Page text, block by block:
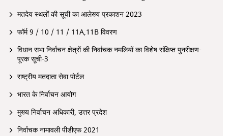
मतदेय स्थलों की सूची का आलेख्य प्रकाशन 2023
फॉर्म 9 / 10 / 11 / 11A,11B विवरण
विधान सभा निर्वाचन क्षेत्रों की निर्वाचक नमलियों का विशेष संक्षिप्त पुनरीक्षण-
पूरक सूची-3
राष्ट्रीय मतदाता सेवा पोर्टल
भारत के निर्वाचन आयोग
मुख्य निर्वाचन अधिकारी, उत्तर प्रदेश
निर्वाचक नामावली पीडीएफ 2021